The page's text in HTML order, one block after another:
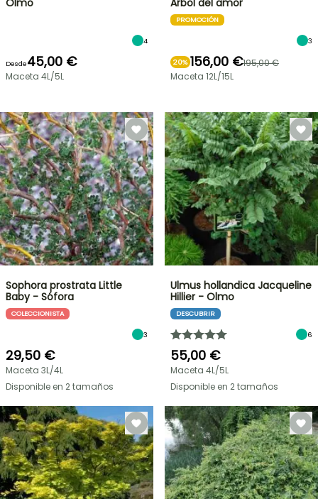
Olmo
4
Desde45,00 €
Maceta 4L/5L
Árbol del amor
PROMOCIÓN
3
20% 156,00 €195,00 €
Maceta 12L/15L
Sophora prostrata Little
Baby - Sófora
COLECCIONISTA
3
29,50 €
Maceta 3L/4L
Disponible en 2 tamaños
Ulmus hollandica Jacqueline
Hillier - Olmo
DESCUBRIR
6
55,00 €
Maceta 4L/5L
Disponible en 2 tamaños